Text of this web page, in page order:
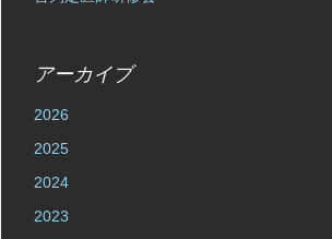
アーカイブ
2026
2025
2024
2023